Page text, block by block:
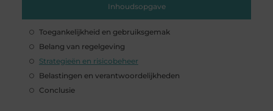
Inhoudsopgave
Toegankelijkheid en gebruiksgemak
Belang van regelgeving
Strategieën en risicobeheer
Belastingen en verantwoordelijkheden
Conclusie